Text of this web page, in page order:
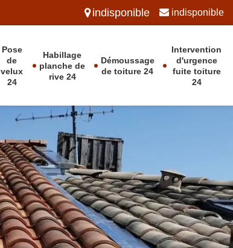
indisponible indisponible
Pose
de
velux
24
Habillage
planche de
rive 24
Démoussage
de toiture 24
Intervention
d'urgence
fuite toiture
24